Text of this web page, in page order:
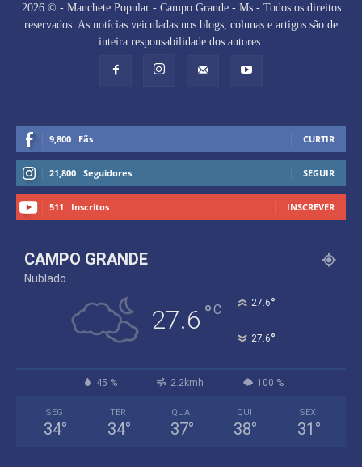
2026 © - Manchete Popular - Campo Grande - Ms - Todos os direitos
reservados. As notícias veiculadas nos blogs, colunas e artigos são de
inteira responsabilidade dos autores.
9,800 Fãs CURTIR
21,800 Seguidores SEGUIR
511 Inscritos INSCREVER
CAMPO GRANDE
Nublado
27.6 °C 27.6°
27.6°
45 % 2.2kmh 100 %
SEG
34°
TER
34°
QUA
37°
QUI
38°
SEX
31 °